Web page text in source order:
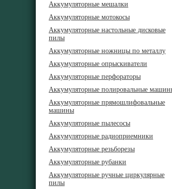
Аккумуляторные мешалки
Аккумуляторные мотокосы
Аккумуляторные настольные дисковые
пилы
Аккумуляторные ножницы по металлу
Аккумуляторные опрыскиватели
Аккумуляторные перфораторы
Аккумуляторные полировальные
Аккумуляторные прямошлифовальные
машины
Аккумуляторные пылесосы
Аккумуляторные радиоприемники
Аккумуляторные резьборезы
Аккумуляторные рубанки
Аккумуляторные ручные циркулярные
пилы